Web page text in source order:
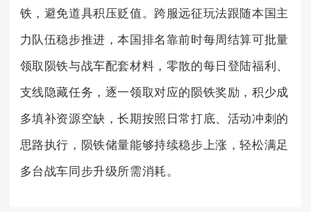
铁，避免道具积压贬值。跨服远征玩法跟随本国主
力队伍稳步推进，本国排名靠前时每周结算可批量
领取陨铁与战车配套材料，零散的每日登陆福利、
支线隐藏任务，逐一领取对应的陨铁奖励，积少成
多填补资源空缺，长期按照日常打底、活动冲刺的
思路执行，陨铁储量能够持续稳步上涨，轻松满足
多台战车同步升级所需消耗。